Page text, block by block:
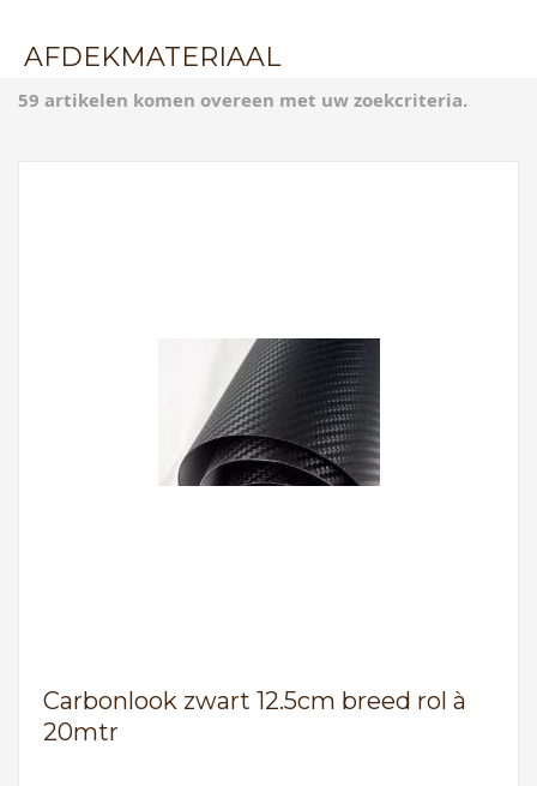
AFDEKMATERIAAL
59 artikelen komen overeen met uw zoekcriteria.
Carbonlook zwart 12.5cm breed rol à
20mtr